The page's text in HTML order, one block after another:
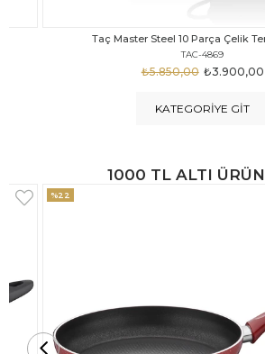
Taç Carabella Döküm Cam Kapak 7 Parça
TAC-3817
₺3.250,00
₺4.350,00
KATEGORIYE GIT
1000 TL ALTI
%47